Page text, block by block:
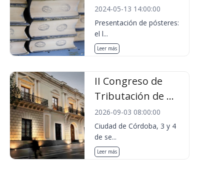
2024-05-13 14:00:00
Presentación de pósteres:
el l...
Leer más
II Congreso de
Tributación de ...
2026-09-03 08:00:00
Ciudad de Córdoba, 3 y 4
de se...
Leer más